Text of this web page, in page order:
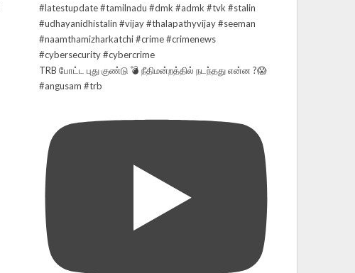
TRB போட்ட புது குண்டு 💣 நீதிமன்றத்தில் நடந்தது என்ன ?😱
#angusam #trb